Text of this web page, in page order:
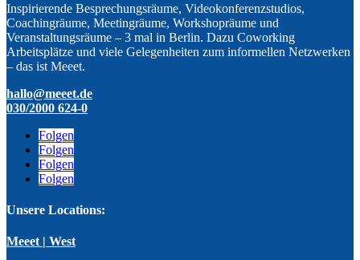
Inspirierende Besprechungsräume, Videokonferenzstudios,
Coachingräume, Meetingräume, Workshopräume und
Veranstaltungsräume – 3 mal in Berlin. Dazu Coworking
Arbeitsplätze und viele Gelegenheiten zum informellen Netzwerken
– das ist Meeet.
hallo@meeet.de
030/2000 624-0
Folgen
Folgen
Folgen
Folgen
Unsere Locations:
Meeet | West